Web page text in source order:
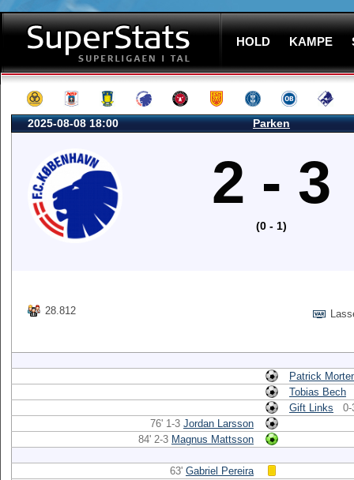
HOLD KAMPE
2025-08-08 18:00 Parken
2 - 3
(0 - 1)
28.812
Patrick
Tobias Bech
Gift Links
0-
76' 1-3 Jordan Larsson
84' 2-3 Magnus Mattsson
63' Gabriel Pereira